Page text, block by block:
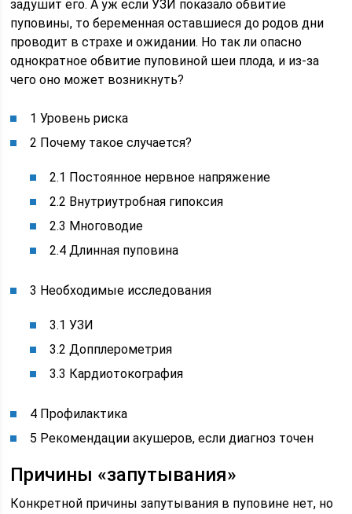
задушит его. А уж если УЗИ показало обвитие
пуповины, то беременная оставшиеся до родов дни
проводит в страхе и ожидании. Но так ли опасно
однократное обвитие пуповиной шеи плода, и из-за
чего оно может возникнуть?
1 Уровень риска
2 Почему такое случается?
2.1 Постоянное нервное напряжение
2.2 Внутриутробная гипоксия
2.3 Многоводие
2.4 Длинная пуповина
3 Необходимые исследования
3.1 УЗИ
3.2 Допплерометрия
3.3 Кардиотокография
4 Профилактика
5 Рекомендации акушеров, если диагноз точен
Причины «запутывания»
Конкретной причины запутывания в пуповине нет, но